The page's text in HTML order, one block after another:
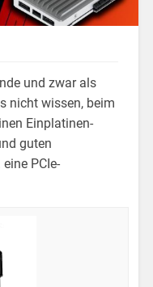
und zwar als
nicht wissen, beim
Einplatinen-
guten
PCIe-